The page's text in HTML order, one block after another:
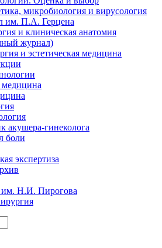
микробиология и вирусология
им. П.А. Герцена
и клиническая анатомия
журнал)
и эстетическая медицина
медицина
акушера-гинеколога
боли
экспертиза
Н.И. Пирогова